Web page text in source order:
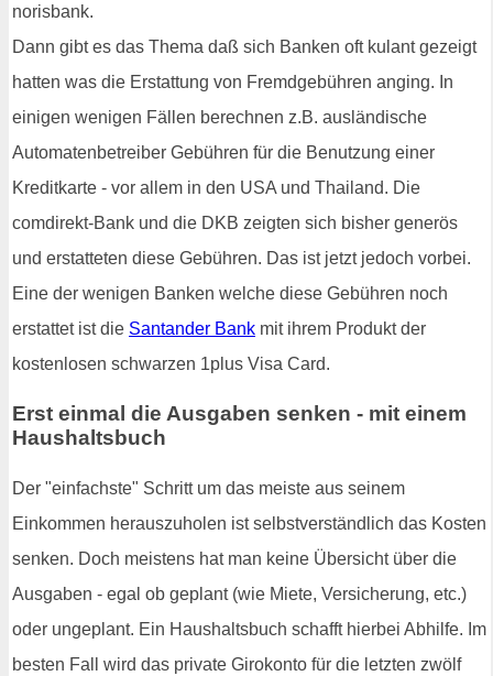
norisbank.
Dann gibt es das Thema daß sich Banken oft kulant gezeigt
hatten was die Erstattung von Fremdgebühren anging. In
einigen wenigen Fällen berechnen z.B. ausländische
Automatenbetreiber Gebühren für die Benutzung einer
Kreditkarte - vor allem in den USA und Thailand. Die
comdirekt-Bank und die DKB zeigten sich bisher generös
und erstatteten diese Gebühren. Das ist jetzt jedoch vorbei.
Eine der wenigen Banken welche diese Gebühren noch
erstattet ist die Santander Bank mit ihrem Produkt der
kostenlosen schwarzen 1plus Visa Card.
Erst einmal die Ausgaben senken - mit einem
Haushaltsbuch
Der "einfachste" Schritt um das meiste aus seinem
Einkommen herauszuholen ist selbstverständlich das Kosten
senken. Doch meistens hat man keine Übersicht über die
Ausgaben - egal ob geplant (wie Miete, Versicherung, etc.)
oder ungeplant. Ein Haushaltsbuch schafft hierbei Abhilfe. Im
besten Fall wird das private Girokonto für die letzten zwölf